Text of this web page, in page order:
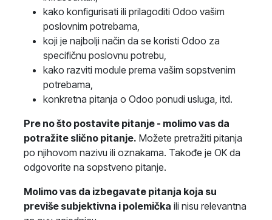
kako konfigurisati ili prilagoditi Odoo vašim
poslovnim potrebama,
koji je najbolji način da se koristi Odoo za
specifičnu poslovnu potrebu,
kako razviti module prema vašim sopstvenim
potrebama,
konkretna pitanja o Odoo ponudi usluga, itd.
Pre no što postavite pitanje - molimo vas da
potražite slično pitanje. Možete pretražiti pitanja
po njihovom nazivu ili oznakama. Takođe je OK da
odgovorite na sopstveno pitanje.
Molimo vas da izbegavate pitanja koja su
previše subjektivna i polemička ili nisu relevantna